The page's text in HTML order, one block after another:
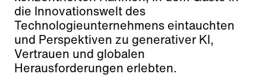
die Innovationswelt des
Technologieunternehmens eintauchten
und Perspektiven zu generativer KI,
Vertrauen und globalen
Herausforderungen erlebten.